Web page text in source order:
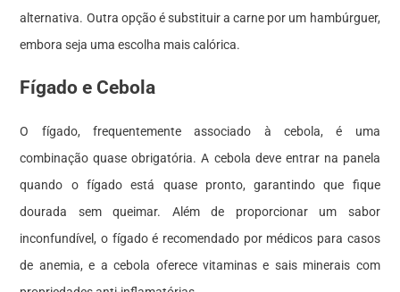
alternativa. Outra opção é substituir a carne por um hambúrguer,
embora seja uma escolha mais calórica.
Fígado e Cebola
O fígado, frequentemente associado à cebola, é uma
combinação quase obrigatória. A cebola deve entrar na panela
quando o fígado está quase pronto, garantindo que fique
dourada sem queimar. Além de proporcionar um sabor
inconfundível, o fígado é recomendado por médicos para casos
de anemia, e a cebola oferece vitaminas e sais minerais com